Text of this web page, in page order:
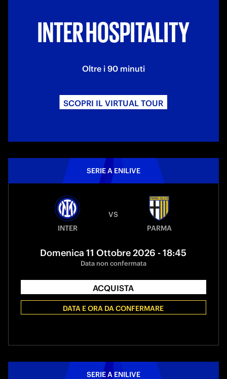
INTER HOSPITALITY
Oltre i 90 minuti
SCOPRI IL VIRTUAL TOUR
SERIE A ENILIVE
INTER
VS
PARMA
Domenica 11 Ottobre 2026 - 18:45
Data non confermata
ACQUISTA
DATA E ORA DA CONFERMARE
SERIE A ENILIVE